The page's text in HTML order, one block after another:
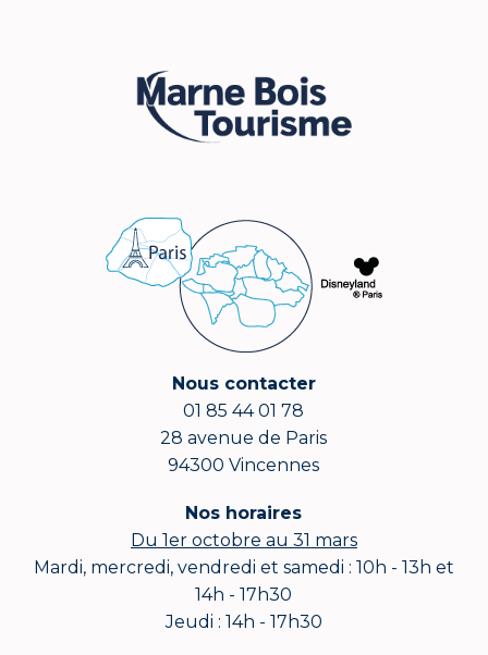
Nous contacter
01 85 44 01 78
28 avenue de Paris
94300 Vincennes
Nos horaires
Du 1er octobre au 31 mars
Mardi, mercredi, vendredi et samedi : 10h - 13h et
14h - 17h30
Jeudi : 14h - 17h30